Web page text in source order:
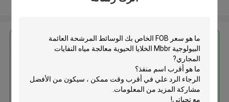
احصل على افضل سعر ل
الوسائط المرشحة العائمة البيولوجية
Mbbr الخلايا الحيوية معالجة مياه
النفايات المجاري